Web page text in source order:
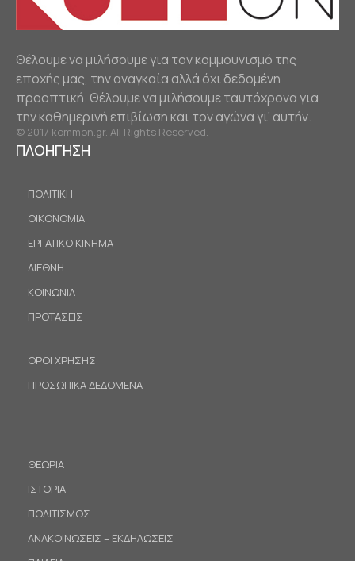
Θέλουμε να μιλήσουμε για τον κομμουνισμό της
εποχής μας, την αναγκαία αλλά όχι δεδομένη
προοπτική. Θέλουμε να μιλήσουμε ταυτόχρονα για
την καθημερινή επιβίωση και τον αγώνα γι’ αυτήν.
© 2017 kommon.gr. All Rights Reserved.
ΠΛΟΗΓΗΣΗ
ΠΟΛΙΤΙΚΗ
ΟΙΚΟΝΟΜΙΑ
ΕΡΓΑΤΙΚΟ ΚΙΝΗΜΑ
ΔΙΕΘΝΗ
ΚΟΙΝΩΝΙΑ
ΠΡΟΤΑΣΕΙΣ
ΟΡΟΙ ΧΡΗΣΗΣ
ΠΡΟΣΩΠΙΚΑ ΔΕΔΟΜΕΝΑ
ΘΕΩΡΙΑ
ΙΣΤΟΡΙΑ
ΠΟΛΙΤΙΣΜΟΣ
ΑΝΑΚΟΙΝΩΣΕΙΣ – ΕΚΔΗΛΩΣΕΙΣ